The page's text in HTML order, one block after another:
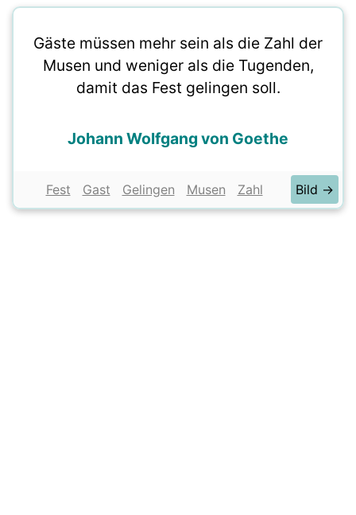
Gäste müssen mehr sein als die Zahl der
Musen und weniger als die Tugenden,
damit das Fest gelingen soll.
Johann Wolfgang von Goethe
Fest Gast Gelingen Musen Zahl Bild →